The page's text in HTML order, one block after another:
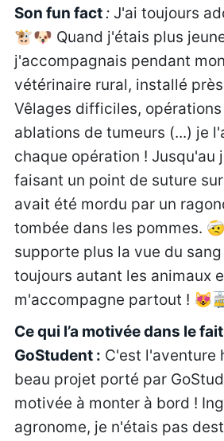
Son fun fact: J'ai toujours
🐮🐶 Quand j'étais plus
j'accompagnais pendant
vétérinaire rural, installé
Vêlages difficiles,
ablations de tumeurs (...) je
chaque opération ! Jusqu'au
faisant un point de suture
avait été mordu par un
tombée dans les pommes.
supporte plus la vue du
toujours autant les animaux
m'accompagne partout !
Ce qui l’a motivée dans le
GoStudent : C'est l'aventure
beau projet porté par
motivée à monter à bord !
agronome, je n'étais pas